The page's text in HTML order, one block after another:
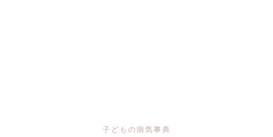
子どもの病気事典